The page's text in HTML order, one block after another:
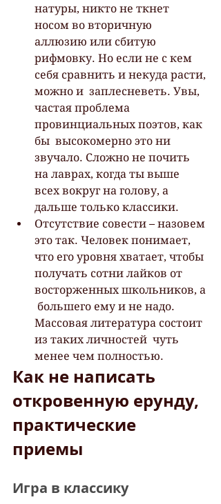
натуры, никто не ткнет
носом во вторичную
аллюзию или сбитую
рифмовку. Но если не с кем
себя сравнить и некуда расти,
можно и  заплесневеть. Увы,
частая проблема
провинциальных поэтов, как
бы  высокомерно это ни
звучало. Сложно не почить
на лаврах, когда ты выше
всех вокруг на голову, а
дальше только классики.
Отсутствие совести – назовем
это так. Человек понимает,
что его уровня хватает, чтобы
получать сотни лайков от
восторженных школьников, а
большего ему и не надо.
Массовая литература состоит
из таких личностей  чуть
менее чем полностью.
Как не написать
откровенную ерунду,
практические
приемы
Игра в классику